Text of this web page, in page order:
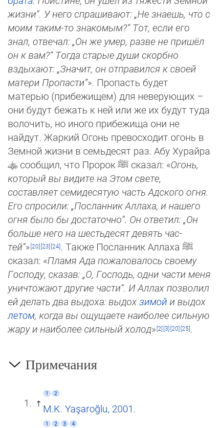
жизни“. У него спрашивают: „Не знаешь, что с
моим таким-то знакомым?“ Тот, ес­ли его
знал, отвечал: „Он же умер, разве не пришёл
он к вам?“ Тогда старые души скорбно
вздыхают: „Значит, он отправился к своей
матери Пропасти“». Пропасть будет
матерью (прибежищем) для неверующих –
они будут бежать к ней или же их бу­дут ту­да
воло­чить, но иного прибежища они не
найдут. Жаркий Огонь превосходит огонь в
Земной жизни в семьдесят раз. Абу Ху­рай­ра
сообщил, что Пророкﷺ сказал: «Огонь,
который вы видите на Этом свете,
составляет семидесятую часть Ад­ско­го огня.
Его спросили: „Посланник Аллаха, и нашего
огня было бы достаточно“. Он ответил: „Он
больше него на шесть­де­сят де­вять час­
тей“» . Также Посланник Аллаха ﷺ
сказал: «Пламя Ада пожаловалось своему
Господу, сказав: „О, Гос­подь, од­ни час­ти меня
уничтожают другие части“. И Аллах позволил
ей делать два выдоха: выдохзимойи выдох
летом, когда вы ощу­щае­те наи­бо­лее сильную
жару и наи­бо­лее сильный хо­лод» .
Примечания
1 2
M.K. Yaşaroğlu, 2001.
1 2 3 4